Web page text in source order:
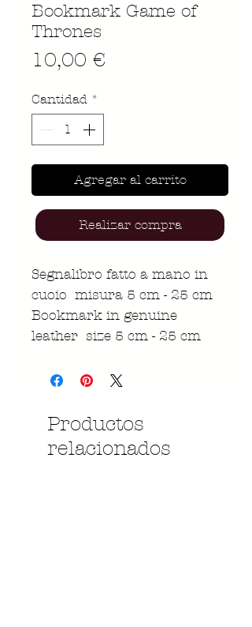
Bookmark Game of
Thrones
10,00 €
Cantidad *
Agregar al carrito
Realizar compra
Segnalibro fatto a mano in
cuoio misura 5 cm - 25 cm
Bookmark in genuine
leather size 5 cm - 25 cm
Productos
relacionados